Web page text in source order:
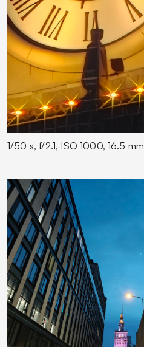
1/50 s, f/2.1, ISO 1000, 16.5 mm